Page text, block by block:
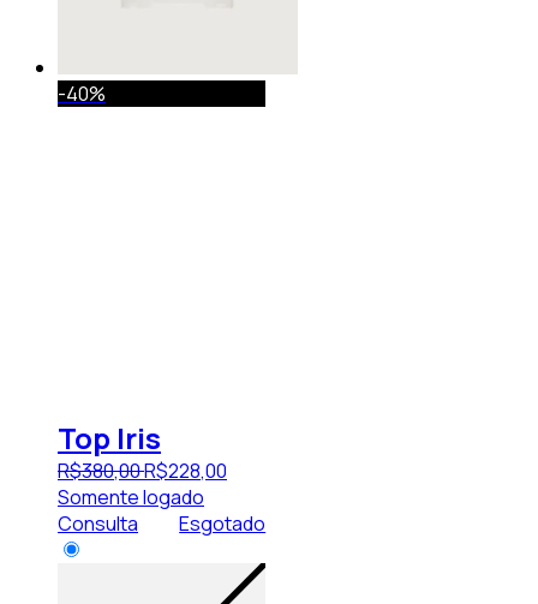
-40%
Top Iris
R$380,00R$228,00
Somente logado
Consulta
Esgotado